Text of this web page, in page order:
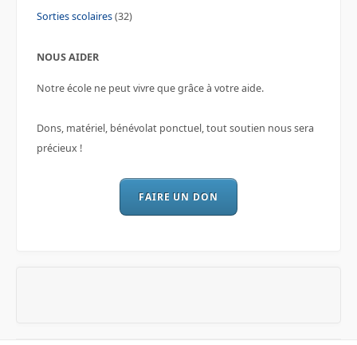
Sorties scolaires(32)
NOUS AIDER
Notre école ne peut vivre que grâce à votre aide.
Dons, matériel, bénévolat ponctuel, tout soutien nous sera
précieux !
FAIRE UN DON